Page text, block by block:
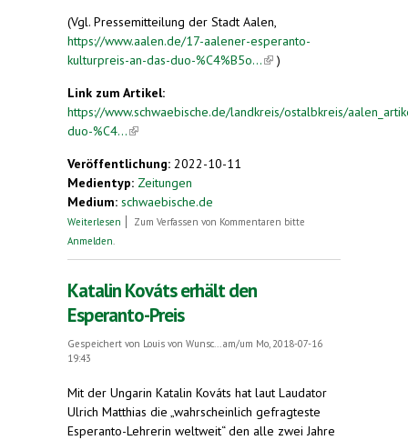
(Vgl. Pressemitteilung der Stadt Aalen,
https://www.aalen.de/17-aalener-esperanto-
kulturpreis-an-das-duo-%C4%B5o...(link is
)
Link zum Artikel:
https://www.schwaebische.de/landkreis/ostalbkreis/
duo-%C4...(link is external)
Veröffentlichung: 2022-10-11
Medientyp: Zeitungen
Medium: schwaebische.de
Weiterlesen über Duo Ĵomart und Nataŝa erhält den
Zum Verfassen von Kommentaren bitte
Anmelden
Katalin Kováts erhält den
Esperanto-Preis
Gespeichert von Louis von Wunsc...
am/um Mo, 2018-07-16
19:43
Mit der Ungarin Katalin Kováts hat laut Laudator
Ulrich Matthias die „wahrscheinlich gefragteste
Esperanto-Lehrerin weltweit“ den alle zwei Jahre